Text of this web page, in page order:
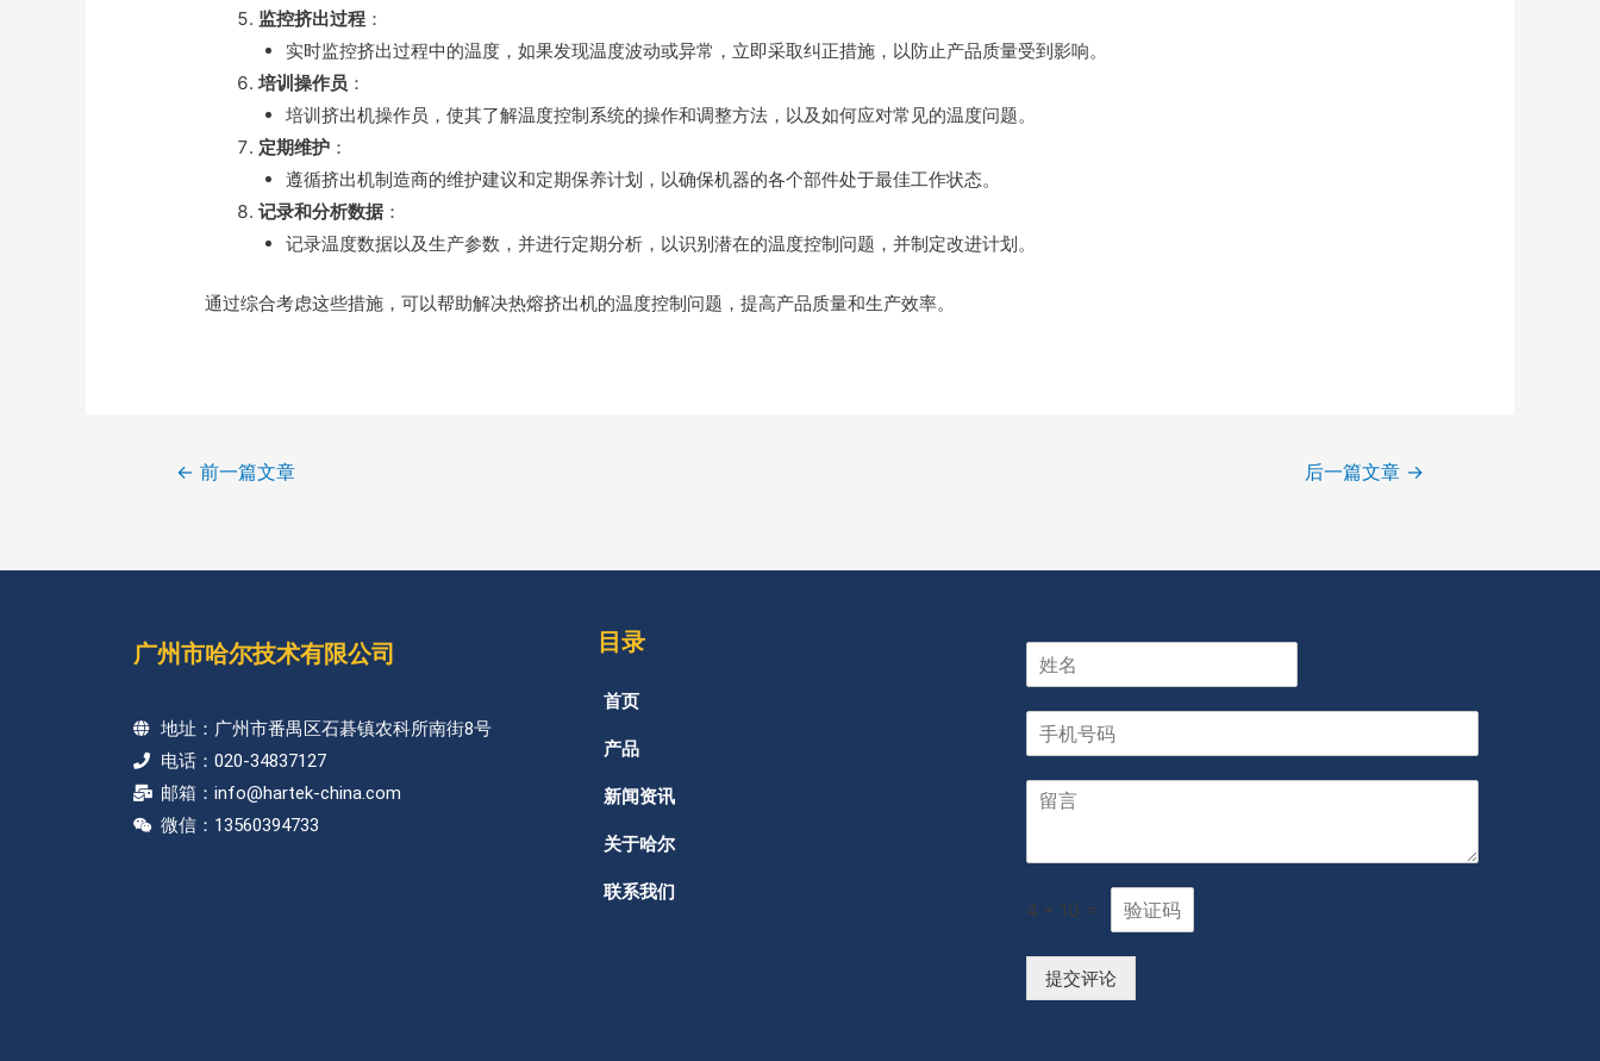
监控挤出过程 ：
实时监控挤出过程中的温度，如果发现温度波动或异常，立即采取纠正措施，以防止产品质量受到影响。
培训操作员 ：
培训挤出机操作员，使其了解温度控制系统的操作和调整方法，以及如何应对常见的温度问题。
定期维护 ：
遵循挤出机制造商的维护建议和定期保养计划，以确保机器的各个部件处于最佳工作状态。
记录和分析数据 ：
记录温度数据以及生产参数，并进行定期分析，以识别潜在的温度控制问题，并制定改进计划。
通过综合考虑这些措施，可以帮助解决热熔挤出机的温度控制问题，提高产品质量和生产效率。
← 前一篇文章 后一篇文章 →
广州市哈尔技术有限公司
地址：广州市番禺区石碁镇农科所南街8号
电话：020-34837127
邮箱：info@hartek-china.com
微信：13560394733
目录
首页
产品
新闻资讯
关于哈尔
联系我们
4 * 10 =
提交评论